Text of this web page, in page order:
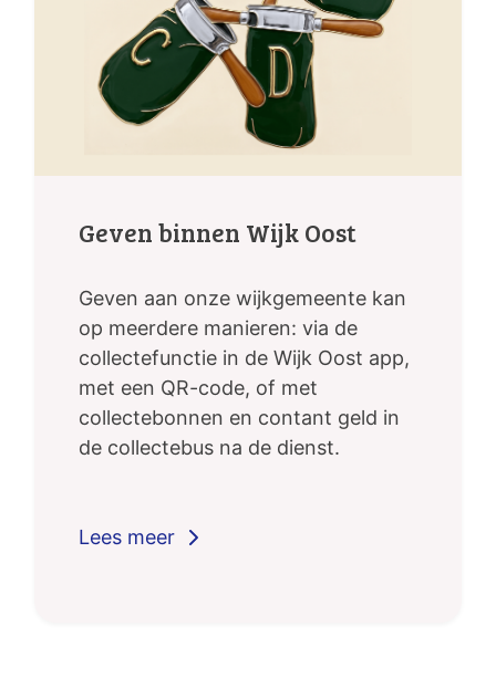
Geven binnen Wijk Oost
Geven aan onze wijkgemeente kan
op meerdere manieren: via de
collectefunctie in de Wijk Oost app,
met een QR-code, of met
collectebonnen en contant geld in
de collectebus na de dienst.